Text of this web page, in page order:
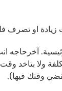
زيادة او تصرف
آخرحاجه
ولا بتاخد
وقتك فيها).